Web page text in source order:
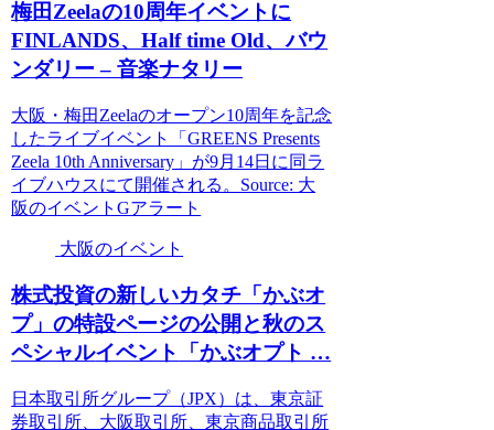
梅田Zeelaの10周年イベントに
FINLANDS、Half time Old、バウ
ンダリー – 音楽ナタリー
大阪・梅田Zeelaのオープン10周年を記念
したライブイベント「GREENS Presents
Zeela 10th Anniversary」が9月14日に同ラ
イブハウスにて開催される。Source: 大
阪のイベントGアラート
大阪のイベント
株式投資の新しいカタチ「かぶオ
プ」の特設ページの公開と秋のス
ペシャルイベント 「かぶオプト …
日本取引所グループ（JPX）は、東京証
券取引所、大阪取引所、東京商品取引所